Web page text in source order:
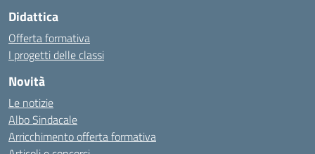
Didattica
Offerta formativa
I progetti delle classi
Novità
Le notizie
Albo Sindacale
Arricchimento offerta formativa